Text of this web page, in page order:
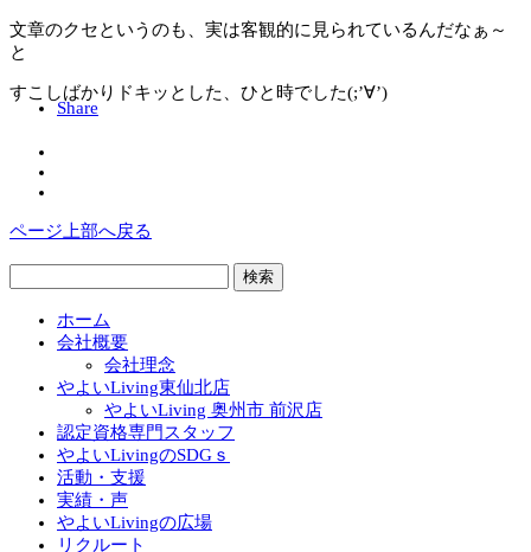
文章のクセというのも、実は客観的に見られているんだなぁ～
と
すこしばかりドキッとした、ひと時でした(;’∀’)
Share
ページ上部へ戻る
索:
ホーム
会社概要
会社理念
やよいLiving東仙北店
やよいLiving 奥州市 前沢店
認定資格専門スタッフ
やよいLivingのSDGｓ
活動・支援
実績・声
やよいLivingの広場
リクルート